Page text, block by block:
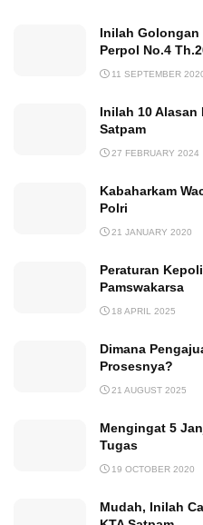
Inilah Golongan
Perpol No.4
11 SEPTEMBER
Inilah 10 Alasan
Satpam
27 FEBRUARY 2024
Kabaharkam
Polri
21 JANUARY 2020
Peraturan
Pamswakarsa
18 APRIL 2025
Dimana
Prosesnya?
21 AUGUST 2025
Mengingat 5
Tugas
19 OCTOBER 2020
Mudah, Inilah